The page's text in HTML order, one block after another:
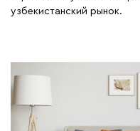
узбекистанский рынок.